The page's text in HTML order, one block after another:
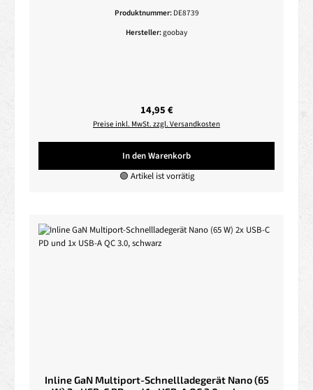
Produktnummer: DE8739
Hersteller:goobay
Regulärer Preis:
14,95 €
Preise inkl. MwSt. zzgl. Versandkosten
In den Warenkorb
🟢 Artikel ist vorrätig
Inline GaN Multiport-Schnellladegerät Nano (65